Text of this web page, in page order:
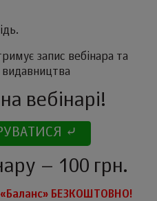
запис вебінара та
вебінарі!
⤶
– 100 грн.
БЕЗКОШТОВНО!